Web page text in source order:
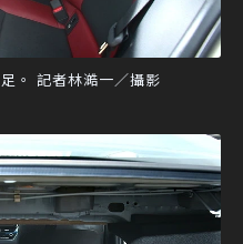
。 記者林澔一／攝影